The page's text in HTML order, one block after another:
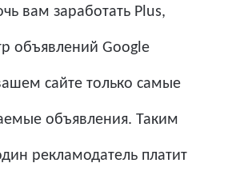
вам заработать Plus,
объявлений Google
сайте только самые
объявления. Таким
рекламодатель платит